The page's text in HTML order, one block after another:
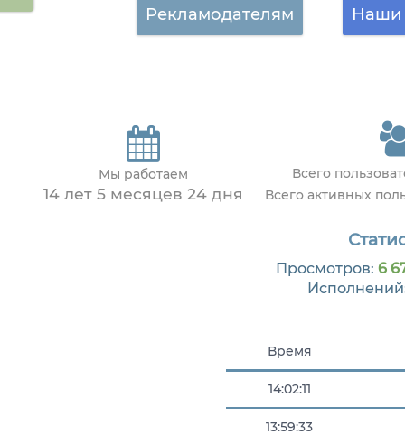
Рекламодателям Наши
Мы работаем
14 лет 5 месяцев 24 дня
Всего
Всего активных
Просмотров: 6
Время
14:02:11
13:59:33